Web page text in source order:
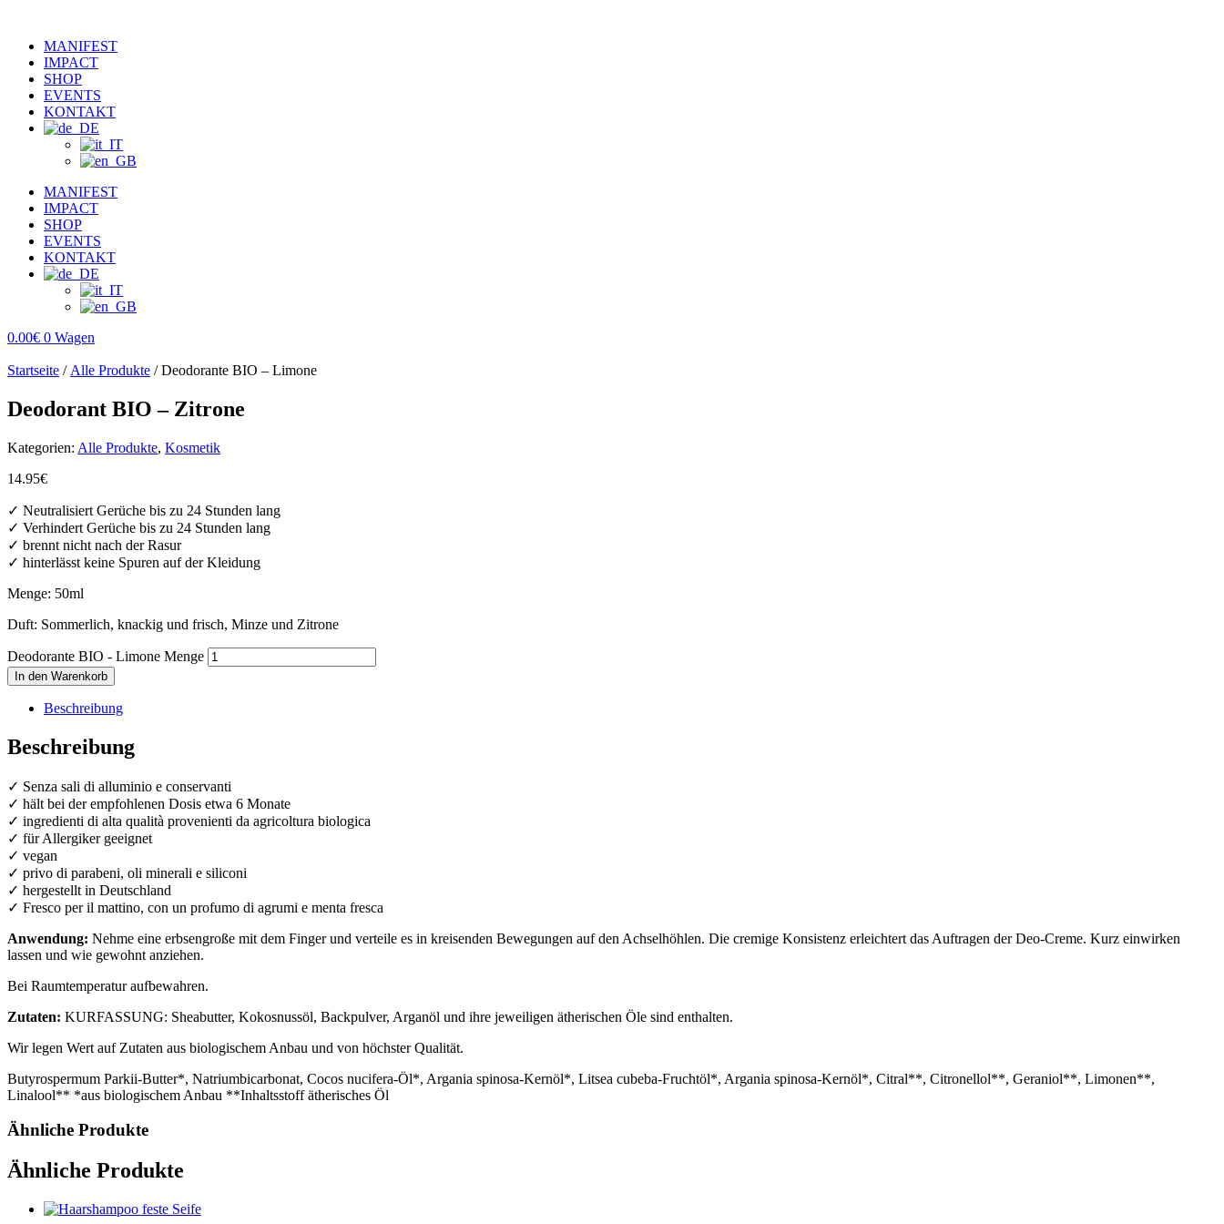
MANIFEST
IMPACT
SHOP
EVENTS
KONTAKT
MANIFEST
IMPACT
SHOP
EVENTS
KONTAKT
0.00€ 0 Wagen
Startseite / Alle Produkte / Deodorante BIO – Limone
Deodorant BIO – Zitrone
Kategorien: Alle Produkte, Kosmetik
14.95€
✓ Neutralisiert Gerüche bis zu 24 Stunden lang
✓ Verhindert Gerüche bis zu 24 Stunden lang
✓ brennt nicht nach der Rasur
✓ hinterlässt keine Spuren auf der Kleidung
Menge: 50ml
Duft: Sommerlich, knackig und frisch, Minze und Zitrone
Deodorante BIO - Limone Menge
In den Warenkorb
Beschreibung
Beschreibung
✓ Senza sali di alluminio e conservanti
✓ hält bei der empfohlenen Dosis etwa 6 Monate
✓ ingredienti di alta qualità provenienti da agricoltura biologica
✓ für Allergiker geeignet
✓ vegan
✓ privo di parabeni, oli minerali e siliconi
✓ hergestellt in Deutschland
✓ Fresco per il mattino, con un profumo di agrumi e menta fresca
Anwendung: Nehme eine erbsengroße mit dem Finger und verteile es in kreisenden Bewegungen auf den Achselhöhlen. Die cremige Konsistenz erleichtert das Auftragen der Deo-Creme. Kurz einwirken
lassen und wie gewohnt anziehen.
Bei Raumtemperatur aufbewahren.
Zutaten: KURFASSUNG: Sheabutter, Kokosnussöl, Backpulver, Arganöl und ihre jeweiligen ätherischen Öle sind enthalten.
Wir legen Wert auf Zutaten aus biologischem Anbau und von höchster Qualität.
Butyrospermum Parkii-Butter*, Natriumbicarbonat, Cocos nucifera-Öl*, Argania spinosa-Kernöl*, Litsea cubeba-Fruchtöl*, Argania spinosa-Kernöl*, Citral**, Citronellol**, Geraniol**, Limonen**,
Linalool** *aus biologischem Anbau **Inhaltsstoff ätherisches Öl
Ähnliche Produkte
Ähnliche Produkte